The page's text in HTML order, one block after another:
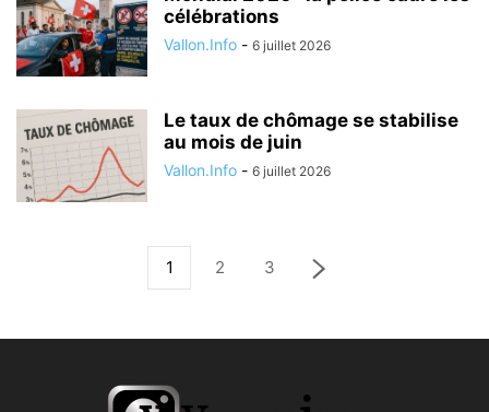
célébrations
Vallon.Info - 6 juillet 2026
Le taux de chômage se stabilise
au mois de juin
Vallon.Info - 6 juillet 2026
1 2 3